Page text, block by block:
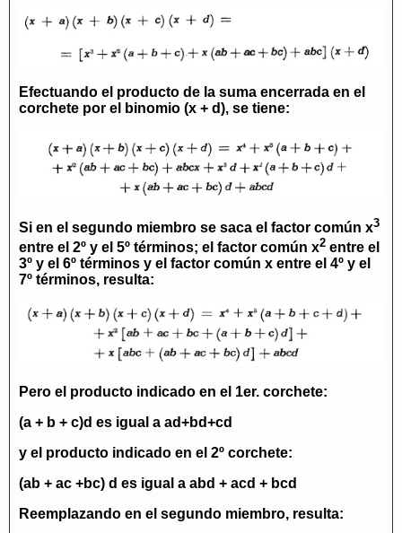
Efectuando el producto de la suma encerrada en el
corchete por el binomio (x + d), se tiene:
Si en el segundo miembro se saca el factor común x3
entre el 2º y el 5º términos; el factor común x2 entre el
3º y el 6º términos y el factor común x entre el 4º y el
7º términos, resulta:
Pero el producto indicado en el 1er. corchete:
(a + b + c)d es igual a ad+bd+cd
y el producto indicado en el 2º corchete:
(ab + ac +bc) d es igual a abd + acd + bcd
Reemplazando en el segundo miembro, resulta: